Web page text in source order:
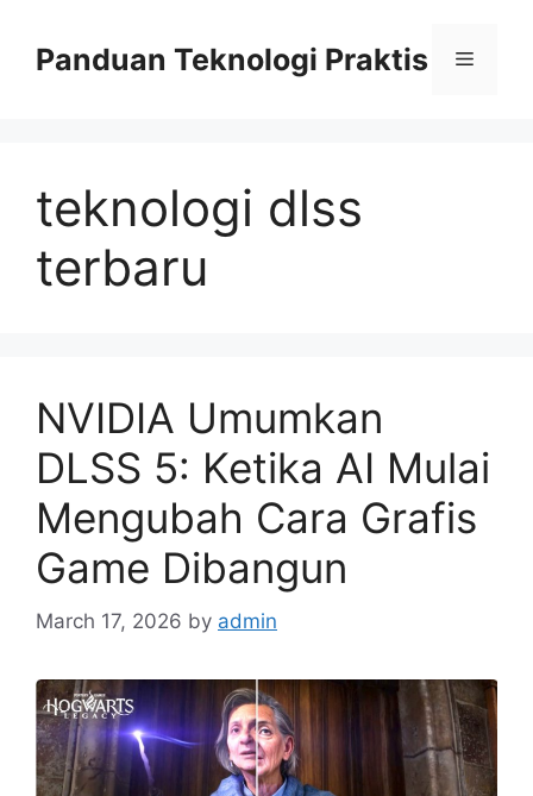
contentPanduan Teknologi Praktis Menu
teknologi dlss
terbaru
NVIDIA Umumkan
DLSS 5: Ketika AI Mulai
Mengubah Cara Grafis
Game Dibangun
March 17, 2026 by admin